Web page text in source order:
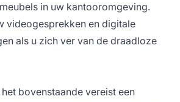
in uw kantooromgeving.
videogesprekken en digitale
als u zich ver van de draadloze
bovenstaande vereist een